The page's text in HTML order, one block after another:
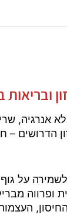
–
על גוף
ופרווה
העצמות